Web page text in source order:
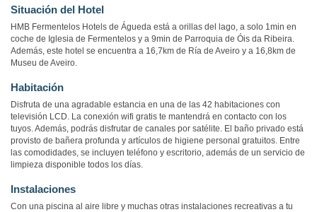
Situación del Hotel
HMB Fermentelos Hotels de Águeda está a orillas del lago, a solo 1min en
coche de Iglesia de Fermentelos y a 9min de Parroquia de Óis da Ribeira.
Además, este hotel se encuentra a 16,7km de Ría de Aveiro y a 16,8km de
Museu de Aveiro.
Habitación
Disfruta de una agradable estancia en una de las 42 habitaciones con
televisión LCD. La conexión wifi gratis te mantendrá en contacto con los
tuyos. Además, podrás disfrutar de canales por satélite. El baño privado está
provisto de bañera profunda y artículos de higiene personal gratuitos. Entre
las comodidades, se incluyen teléfono y escritorio, además de un servicio de
limpieza disponible todos los días.
Instalaciones
Con una piscina al aire libre y muchas otras instalaciones recreativas a tu